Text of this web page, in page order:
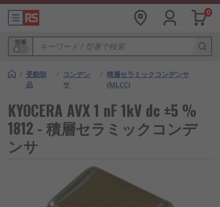
0
型番
/ 受動部
品
/ コンデン
サ
/ 積層セラミックコンデンサ
(MLCC)
KYOCERA AVX 1 nF 1kV dc ±5 %
1812 - 積層セラミックコンデ
ンサ